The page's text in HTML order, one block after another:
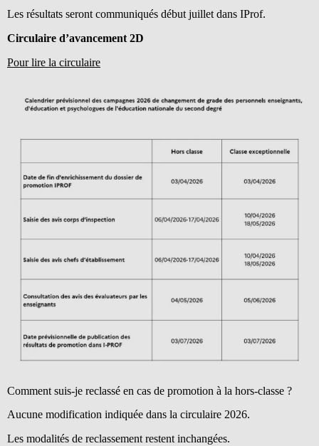
Les résultats seront communiqués début juillet dans IProf.
Circulaire d’avancement 2D
Pour lire la circulaire
Comment suis-je reclassé en cas de promotion à la hors-classe ?
Aucune modification indiquée dans la circulaire 2026.
Les modalités de reclassement restent inchangées.